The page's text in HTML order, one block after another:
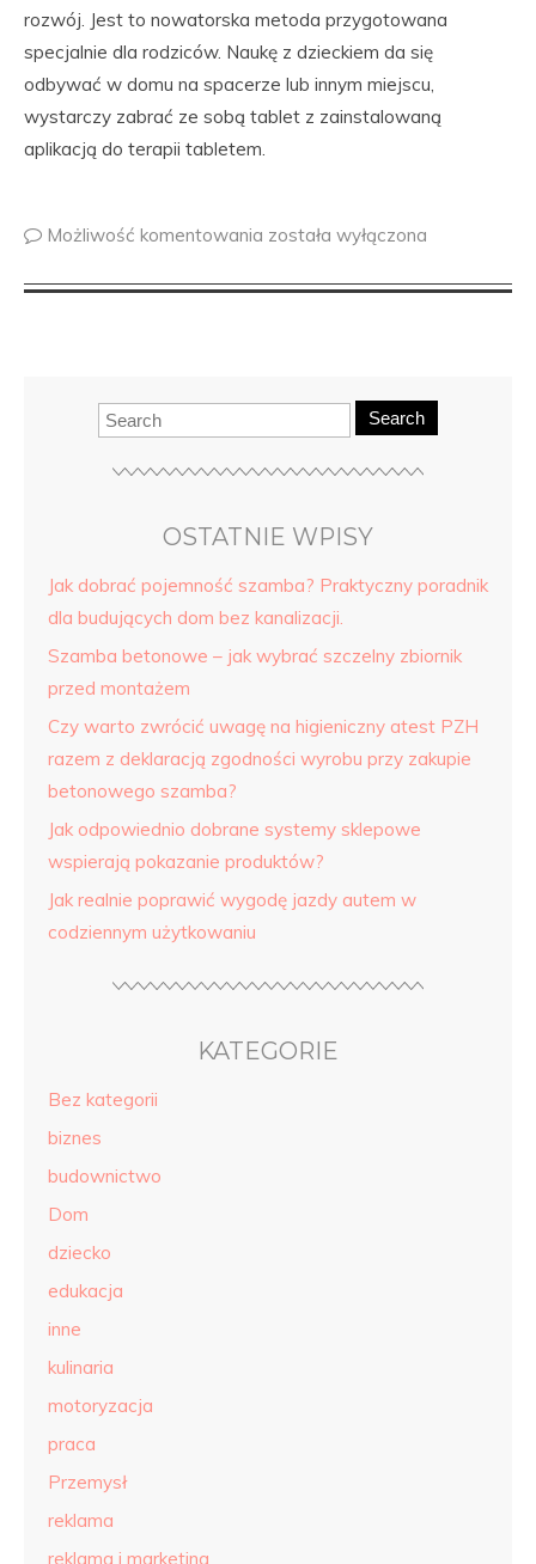
rozwój. Jest to nowatorska metoda przygotowana
specjalnie dla rodziców. Naukę z dzieckiem da się
odbywać w domu na spacerze lub innym miejscu,
wystarczy zabrać ze sobą tablet z zainstalowaną
aplikacją do terapii tabletem.
Możliwość komentowania została wyłączona
Search
OSTATNIE WPISY
Jak dobrać pojemność szamba? Praktyczny poradnik
dla budujących dom bez kanalizacji.
Szamba betonowe – jak wybrać szczelny zbiornik
przed montażem
Czy warto zwrócić uwagę na higieniczny atest PZH
razem z deklaracją zgodności wyrobu przy zakupie
betonowego szamba?
Jak odpowiednio dobrane systemy sklepowe
wspierają pokazanie produktów?
Jak realnie poprawić wygodę jazdy autem w
codziennym użytkowaniu
KATEGORIE
Bez kategorii
biznes
budownictwo
Dom
dziecko
edukacja
inne
kulinaria
motoryzacja
praca
Przemysł
reklama
reklama i marketing